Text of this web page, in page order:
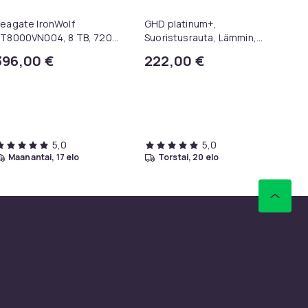
IronWolf
8 TB, 7200
III
€
5,0
maanantai, 17 elo
GHD platinum+,
Suoristusrauta, Lämmin,
min
222,00 €
5,0
torstai, 20 elo